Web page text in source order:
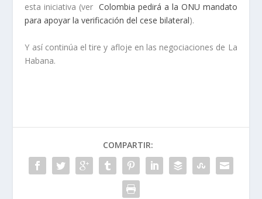
esta iniciativa (verColombia pedirá a la ONU mandato
para apoyar la verificación del cese bilateral).
Y así continúa el tire y afloje en las negociaciones de La
Habana.
COMPARTIR: